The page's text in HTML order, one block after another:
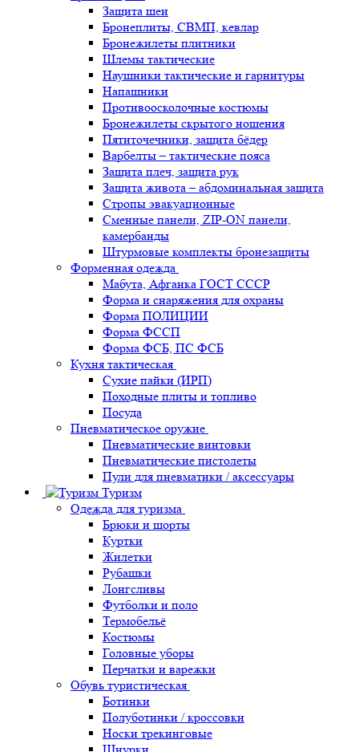
Защита шеи
Бронеплиты, СВМП, кевлар
Бронежилеты плитники
Шлемы тактические
Наушники тактические и гарнитуры
Напашники
Противоосколочные костюмы
Бронежилеты скрытого ношения
Пятиточечники, защита бёдер
Варбелты – тактические пояса
Защита плеч, защита рук
Защита живота – абдоминальная защита
Стропы эвакуационные
Сменные панели, ZIP-ON панели,
камербанды
Штурмовые комплекты бронезащиты
Форменная одежда
Мабута, Афганка ГОСТ СССР
Форма и снаряжения для охраны
Форма ПОЛИЦИИ
Форма ФССП
Форма ФСБ, ПС ФСБ
Кухня тактическая
Сухие пайки (ИРП)
Походные плиты и топливо
Посуда
Пневматическое оружие
Пневматические винтовки
Пневматические пистолеты
Пули для пневматики / аксессуары
Туризм
Одежда для туризма
Брюки и шорты
Куртки
Жилетки
Рубашки
Лонгсливы
Футболки и поло
Термобельё
Костюмы
Головные уборы
Перчатки и варежки
Обувь туристическая
Ботинки
Полуботинки / кроссовки
Носки трекинговые